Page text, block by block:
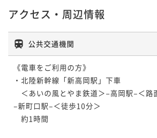
アクセス・周辺情報
公共交通機関
《電車をご利用の方》
・北陸新幹線「新高岡駅」下車
＜あいの風とやま鉄道＞−高岡駅−＜路
−新町口駅−＜徒歩10分＞
約1時間